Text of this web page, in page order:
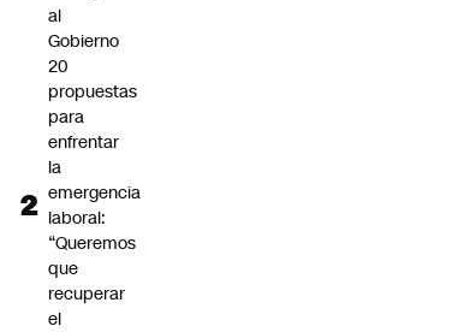
al
Gobierno
20
propuestas
para
enfrentar
la
emergencia
laboral:
“Queremos
que
recuperar
el